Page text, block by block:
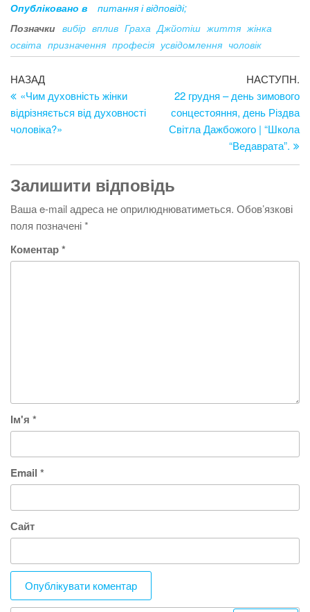
Опубліковано в
питання і відповіді;
Позначки вибір вплив Граха Джйотіш життя жінка
освіта призначення професія усвідомлення чоловік
Навігація
записів
Попередній
запис
НАЗАД
«Чим духовність жінки
відрізняється від духовності
чоловіка?»
НАСТУПН.
22 грудня – день зимового
сонцестояння, день Різдва
Світла Дажбожого | “Школа
“Ведаврата”.
Залишити відповідь
Ваша e-mail адреса не оприлюднюватиметься. Обов’язкові
поля позначені*
Коментар*
Ім'я *
Email *
Сайт